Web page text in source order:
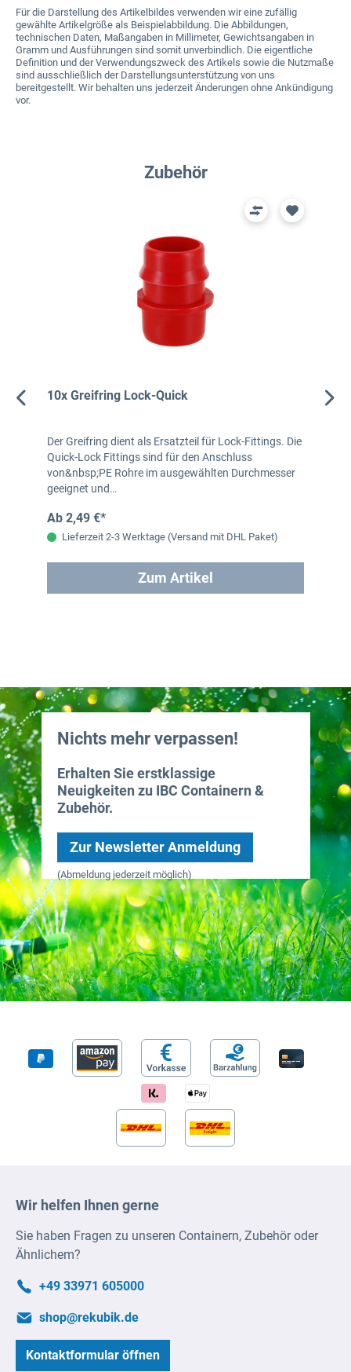
Für die Darstellung des Artikelbildes verwenden wir eine zufällig
gewählte Artikelgröße als Beispielabbildung. Die Abbildungen,
technischen Daten, Maßangaben in Millimeter, Gewichtsangaben in
Gramm und Ausführungen sind somit unverbindlich. Die eigentliche
Definition und der Verwendungszweck des Artikels sowie die Nutzmaße
sind ausschließlich der Darstellungsunterstützung von uns
bereitgestellt. Wir behalten uns jederzeit Änderungen ohne Ankündigung
vor.
Produktgalerie überspringen
Zubehör
10x Greifring Lock-Quick
Der Greifring dient als Ersatzteil für Lock-Fittings. Die
Quick-Lock Fittings sind für den Anschluss
von&nbsp;PE Rohre im ausgewählten Durchmesser
geeignet und…
Ab 2,49 €*
Lieferzeit 2-3 Werktage (Versand mit DHL Paket)
Zum Artikel
Nichts mehr verpassen!
Erhalten Sie erstklassige
Neuigkeiten zu IBC Containern &
Zubehör.
Zur Newsletter Anmeldung
(Abmeldung jederzeit möglich)
Wir helfen Ihnen gerne
Sie haben Fragen zu unseren Containern, Zubehör oder
Ähnlichem?
+49 33971 605000
shop@rekubik.de
Kontaktformular öffnen